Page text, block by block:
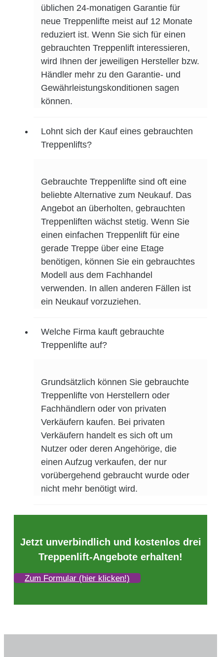
üblichen 24-monatigen Garantie für
neue Treppenlifte meist auf 12 Monate
reduziert ist. Wenn Sie sich für einen
gebrauchten Treppenlift interessieren,
wird Ihnen der jeweiligen Hersteller bzw.
Händler mehr zu den Garantie- und
Gewährleistungskonditionen sagen
können.
Lohnt sich der Kauf eines gebrauchten
Treppenlifts?
Gebrauchte Treppenlifte sind oft eine
beliebte Alternative zum Neukauf. Das
Angebot an überholten, gebrauchten
Treppenliften wächst stetig. Wenn Sie
einen einfachen Treppenlift für eine
gerade Treppe über eine Etage
benötigen, können Sie ein gebrauchtes
Modell aus dem Fachhandel
verwenden. In allen anderen Fällen ist
ein Neukauf vorzuziehen.
Welche Firma kauft gebrauchte
Treppenlifte auf?
Grundsätzlich können Sie gebrauchte
Treppenlifte von Herstellern oder
Fachhändlern oder von privaten
Verkäufern kaufen. Bei privaten
Verkäufern handelt es sich oft um
Nutzer oder deren Angehörige, die
einen Aufzug verkaufen, der nur
vorübergehend gebraucht wurde oder
nicht mehr benötigt wird.
Jetzt unverbindlich und kostenlos drei
Treppenlift-Angebote erhalten!
Zum Formular (hier klicken!)